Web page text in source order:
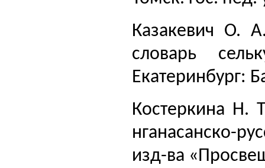
Казакевич О.
словарь
Екатеринбург:
Коcтеркина
нганасанско-
изд-ва